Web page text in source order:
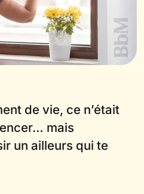
de vie, ce n’était
mais
un ailleurs qui te